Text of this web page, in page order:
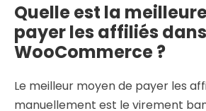
Quelle est la
payer les affiliés dans
WooCommerce ?
Le meilleur moyen de payer les
manuellement est le virement